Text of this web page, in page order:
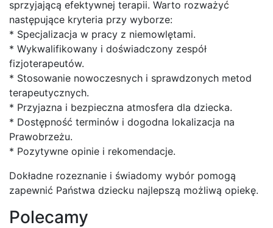
sprzyjającą efektywnej terapii. Warto rozważyć
następujące kryteria przy wyborze:
* Specjalizacja w pracy z niemowlętami.
* Wykwalifikowany i doświadczony zespół
fizjoterapeutów.
* Stosowanie nowoczesnych i sprawdzonych metod
terapeutycznych.
* Przyjazna i bezpieczna atmosfera dla dziecka.
* Dostępność terminów i dogodna lokalizacja na
Prawobrzeżu.
* Pozytywne opinie i rekomendacje.
Dokładne rozeznanie i świadomy wybór pomogą
zapewnić Państwa dziecku najlepszą możliwą opiekę.
Polecamy